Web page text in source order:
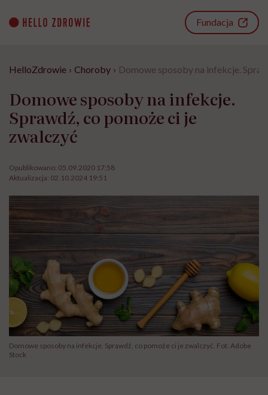
content
Fundacja
HelloZdrowie › Choroby › Domowe sposoby na infekcje.
Domowe sposoby na infekcje.
Sprawdź, co pomoże ci je
zwalczyć
Opublikowano: 05.09.2020 17:58
Aktualizacja: 02.10.2024 19:51
Domowe sposoby na infekcje. Sprawdź, co pomoże ci je zwalczyć. Fot. Adobe
Stock